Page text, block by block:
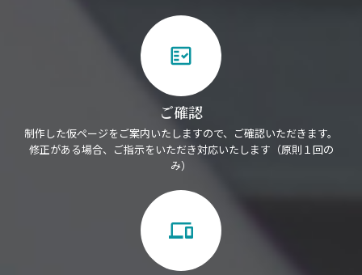
fact_check
ご確認
制作した仮ページをご案内いたしますので、ご確認いただきます。
修正がある場合、ご指示をいただき対応いたします（原則１回の
み）
devices